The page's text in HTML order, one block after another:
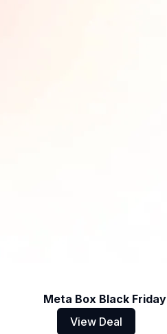
Meta Box Black Friday
View Deal